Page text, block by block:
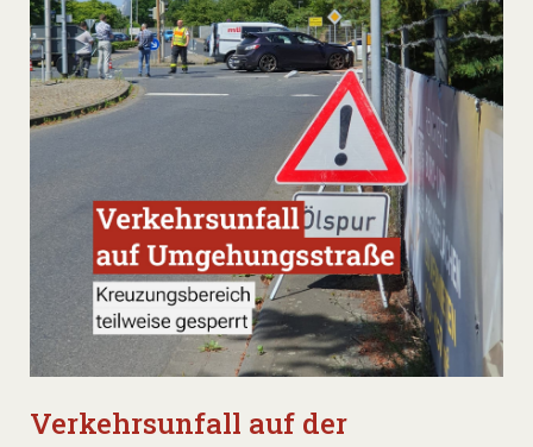
Verkehrsunfall auf der